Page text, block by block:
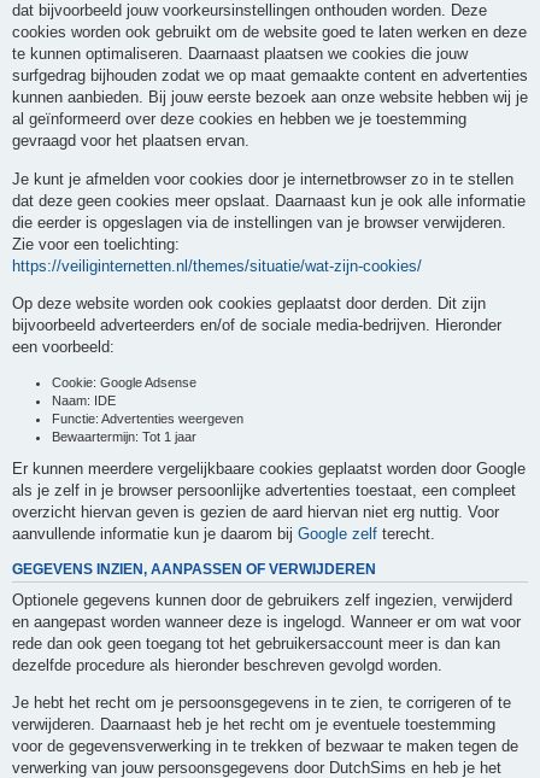
dat bijvoorbeeld jouw voorkeursinstellingen onthouden worden. Deze
cookies worden ook gebruikt om de website goed te laten werken en deze
te kunnen optimaliseren. Daarnaast plaatsen we cookies die jouw
surfgedrag bijhouden zodat we op maat gemaakte content en advertenties
kunnen aanbieden. Bij jouw eerste bezoek aan onze website hebben wij je
al geïnformeerd over deze cookies en hebben we je toestemming
gevraagd voor het plaatsen ervan.
Je kunt je afmelden voor cookies door je internetbrowser zo in te stellen
dat deze geen cookies meer opslaat. Daarnaast kun je ook alle informatie
die eerder is opgeslagen via de instellingen van je browser verwijderen.
Zie voor een toelichting:
https://veiliginternetten.nl/themes/situatie/wat-zijn-cookies/
Op deze website worden ook cookies geplaatst door derden. Dit zijn
bijvoorbeeld adverteerders en/of de sociale media-bedrijven. Hieronder
een voorbeeld:
Cookie: Google Adsense
Naam: IDE
Functie: Advertenties weergeven
Bewaartermijn: Tot 1 jaar
Er kunnen meerdere vergelijkbaare cookies geplaatst worden door Google
als je zelf in je browser persoonlijke advertenties toestaat, een compleet
overzicht hiervan geven is gezien de aard hiervan niet erg nuttig. Voor
aanvullende informatie kun je daarom bij Google zelf terecht.
GEGEVENS INZIEN, AANPASSEN OF VERWIJDEREN
Optionele gegevens kunnen door de gebruikers zelf ingezien, verwijderd
en aangepast worden wanneer deze is ingelogd. Wanneer er om wat voor
rede dan ook geen toegang tot het gebruikersaccount meer is dan kan
dezelfde procedure als hieronder beschreven gevolgd worden.
Je hebt het recht om je persoonsgegevens in te zien, te corrigeren of te
verwijderen. Daarnaast heb je het recht om je eventuele toestemming
voor de gegevensverwerking in te trekken of bezwaar te maken tegen de
verwerking van jouw persoonsgegevens door DutchSims en heb je het